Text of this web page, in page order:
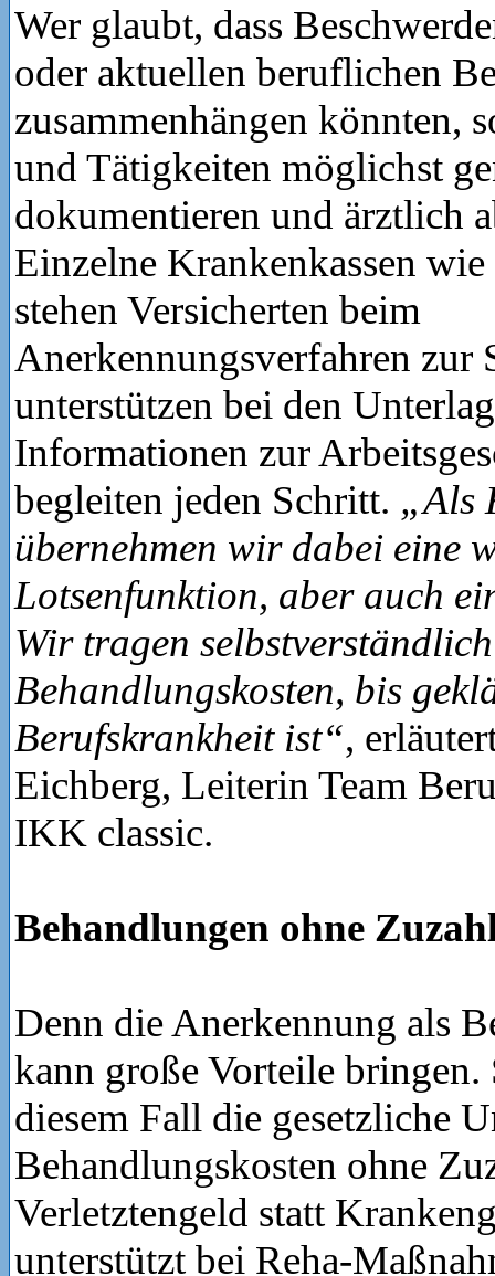
Wer glaubt, dass
oder aktuellen beruflichen
zusammenhängen könnten,
und Tätigkeiten möglichst
dokumentieren und ärztlich
Einzelne Krankenkassen
stehen Versicherten beim
Anerkennungsverfahren zur
unterstützen bei den
Informationen zur
begleiten jeden Schritt. „Als
übernehmen wir dabei eine
Lotsenfunktion, aber auch
Wir tragen
Behandlungskosten, bis
Berufskrankheit ist“,
Eichberg, Leiterin Team
IKK classic.
Behandlungen ohne
Denn die Anerkennung als
kann große Vorteile
diesem Fall die gesetzliche
Behandlungskosten ohne
Verletztengeld statt
unterstützt bei Reha-